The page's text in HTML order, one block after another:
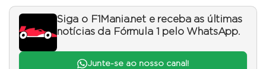
Siga o F1Mania.net e receba as últimas
notícias da Fórmula 1 pelo WhatsApp.
Junte-se ao nosso canal!